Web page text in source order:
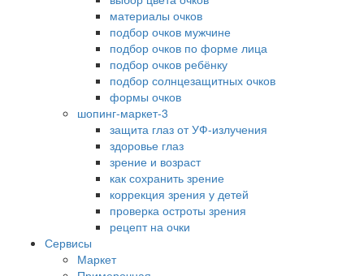
материалы очков
подбор очков мужчине
подбор очков по форме лица
подбор очков ребёнку
подбор солнцезащитных очков
формы очков
шопинг-маркет-3
защита глаз от УФ-излучения
здоровье глаз
зрение и возраст
как сохранить зрение
коррекция зрения у детей
проверка остроты зрения
рецепт на очки
Сервисы
Маркет